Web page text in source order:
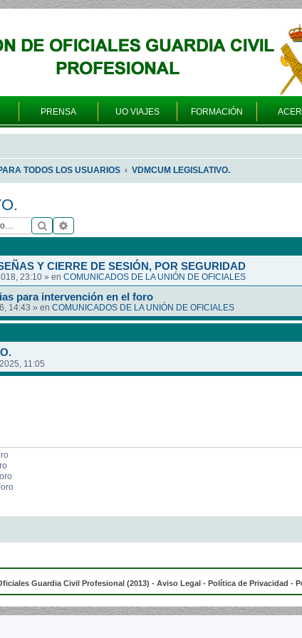
PRENSA UO VIAJES FORMACIÓN
TODOS LOS USUARIOS VDMCUM LEGISLATIVO.
Buscar
Y CIERRE DE SESIÓN, POR SEGURIDAD
23:10 » en COMUNICADOS DE LA UNIÓN DE OFICIALES
para intervención en el foro
14:43 » en COMUNICADOS DE LA UNIÓN DE OFICIALES
11:05
Guardia Civil Profesional (2013) - Aviso Legal - Política de Privacidad -